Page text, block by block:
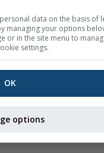
data on the basis of
managing your options
or in the site menu to
settings.
OK
options